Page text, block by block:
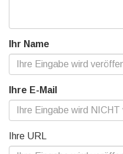
Ihr Name
Ihre E-Mail
Ihre URL